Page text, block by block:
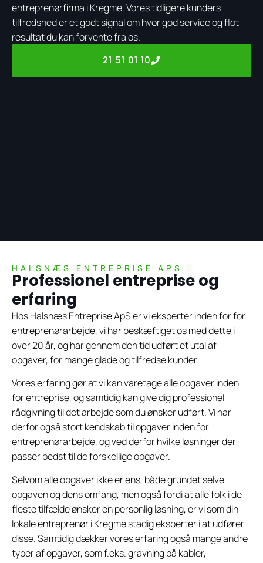
entreprenørfirma i Kregme. Vores tidligere kunders
tilfredshed er et godt signal om hvor god service og flot
resultat du kan forvente fra os.
21 51 01 10
HALSNÆS ENTREPRISE APS
Professionel entreprise og
erfaring
Hos Halsnæs Entreprise ApS er vi eksperter inden for for
entreprenørarbejde, vi har beskæftiget os med dette i
over 20 år, og har gennem den tid udført et utal af
opgaver, for mange glade og tilfredse kunder.
Vores erfaring gør at vi kan varetage alle opgaver inden
for entreprise, og samtidig kan give dig professionel
rådgivning til det arbejde som du ønsker udført. Vi har
derfor også stort kendskab til opgaver inden for
entreprenørarbejde, og ved derfor hvilke løsninger der
passer bedst til de forskellige opgaver.
Selvom alle opgaver ikke er ens, både grundet selve
opgaven og dens omfang, men også fordi at alle folk i de
fleste tilfælde ønsker en personlig løsning, er vi som din
lokale entreprenør i Kregme stadig eksperter i at udfører
disse. Samtidig dækker vores erfaring også mange andre
typer af opgaver, som f.eks. gravning på kabler,